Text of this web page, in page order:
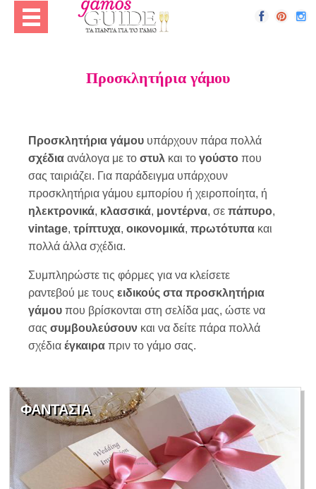
Προσκλητήρια γάμου
Προσκλητήρια γάμου υπάρχουν πάρα πολλά
σχέδια ανάλογα με το στυλ και το γούστο που
σας ταιριάζει. Για παράδειγμα υπάρχουν
προσκλητήρια γάμου εμπορίου ή χειροποίητα, ή
ηλεκτρονικά, κλασσικά, μοντέρνα, σε πάπυρο,
vintage, τρίπτυχα, οικονομικά, πρωτότυπα και
πολλά άλλα σχέδια.
Συμπληρώστε τις φόρμες για να κλείσετε
ραντεβού με τους ειδικούς στα προσκλητήρια
γάμου που βρίσκονται στη σελίδα μας, ώστε να
σας συμβουλεύσουν και να δείτε πάρα πολλά
σχέδια έγκαιρα πριν το γάμο σας.
ΦΑΝΤΑΣΙΑ